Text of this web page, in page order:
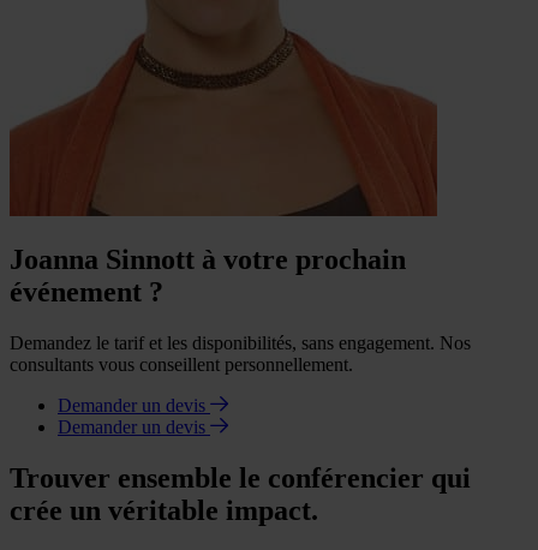
Joanna Sinnott à votre prochain
événement ?
Demandez le tarif et les disponibilités, sans engagement. Nos
consultants vous conseillent personnellement.
Demander un devis
Demander un devis
Trouver ensemble le conférencier qui
crée un véritable impact.